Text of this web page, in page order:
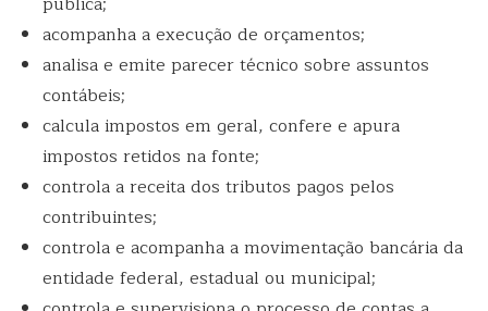
acompanha a execução de orçamentos;
analisa e emite parecer técnico sobre assuntos
contábeis;
calcula impostos em geral, confere e apura
impostos retidos na fonte;
controla a receita dos tributos pagos pelos
contribuintes;
controla e acompanha a movimentação bancária da
entidade federal, estadual ou municipal;